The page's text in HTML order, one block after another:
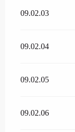
09.02.03
09.02.04
09.02.05
09.02.06